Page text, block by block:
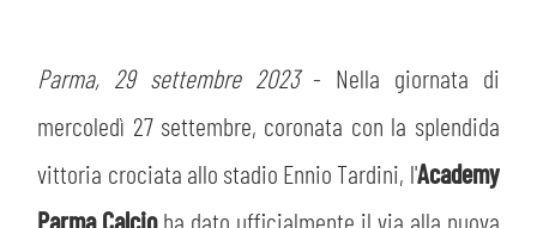
JOIN THE CLUB
FINANCIAL DISCLOSURE
ESPORT
PARTNERS
Parma, 29 settembre 2023- Nella giornata di
mercoledì 27 settembre, coronata con la splendida
vittoria crociata allo stadio Ennio Tardini, l'Academy
Parma Calcioha dato ufficialmente il via alla nuova